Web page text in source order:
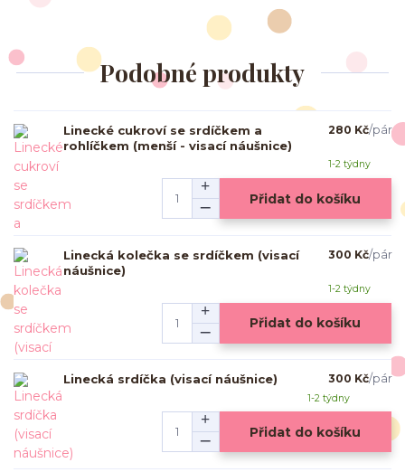
Podobné produkty
Linecké cukroví se srdíčkem a
rohlíčkem (menší - visací náušnice)
280 Kč/pár
1-2 týdny
Přidat do košíku
Linecká kolečka se srdíčkem (visací
náušnice)
300 Kč/pár
1-2 týdny
Přidat do košíku
Linecká srdíčka (visací náušnice) 300 Kč/pár
1-2 týdny
Přidat do košíku